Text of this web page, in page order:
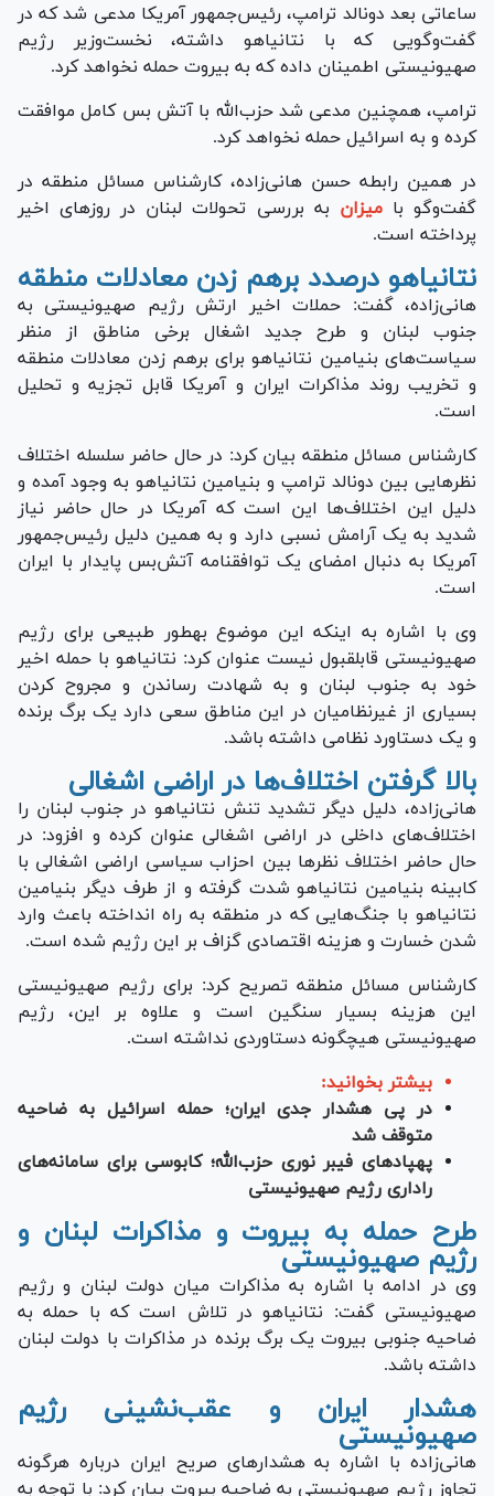
ساعاتی بعد دونالد ترامپ، رئیس‌جمهور آمریکا مدعی شد که در
گفت‌وگویی که با نتانیاهو داشته، نخست‌وزیر رژیم
صهیونیستی اطمینان داده که به بیروت حمله نخواهد کرد.
ترامپ، همچنین مدعی شد حزب‌الله با آتش بس کامل موافقت
کرده و به اسرائیل حمله نخواهد کرد.
در همین رابطه حسن هانی‌زاده، کارشناس مسائل منطقه در
گفت‌و‌گو بامیزان به بررسی تحولات لبنان در روز‌های اخیر
پرداخته است.
نتانیاهو درصدد برهم زدن معادلات منطقه
هانی‌زاده، گفت: حملات اخیر ارتش رژیم صهیونیستی به
جنوب لبنان و طرح جدید اشغال برخی مناطق از منظر
سیاست‌های بنیامین نتانیاهو برای برهم زدن معادلات منطقه
و تخریب روند مذاکرات ایران و آمریکا قابل تجزیه و تحلیل
است.
کارشناس مسائل منطقه بیان کرد: در حال حاضر سلسله اختلاف
نظر‌هایی بین دونالد ترامپ و بنیامین نتانیاهو به وجود آمده و
دلیل این اختلاف‌ها این است که آمریکا در حال حاضر نیاز
شدید به یک آرامش نسبی دارد و به همین دلیل رئیس‌جمهور
آمریکا به دنبال امضای یک توافقنامه آتش‌بس پایدار با ایران
است.
وی با اشاره به اینکه این موضوع به‎طور طبیعی برای رژیم
صهیونیستی قابل‎قبول نیست عنوان کرد: نتانیاهو با حمله اخیر
خود به جنوب لبنان و به شهادت رساندن و مجروح کردن
بسیاری از غیرنظامیان در این مناطق سعی دارد یک برگ برنده
و یک دستاورد نظامی داشته باشد.
بالا گرفتن اختلاف‌ها در اراضی اشغالی
هانی‌زاده، دلیل دیگر تشدید تنش نتانیاهو در جنوب لبنان را
اختلاف‌های داخلی در اراضی اشغالی عنوان کرده و افزود: در
حال حاضر اختلاف نظر‌ها بین احزاب سیاسی اراضی اشغالی با
کابینه بنیامین نتانیاهو شدت گرفته و از طرف دیگر بنیامین
نتانیاهو با جنگ‌هایی که در منطقه به راه انداخته باعث وارد
شدن خسارت و هزینه اقتصادی گزاف بر این رژیم شده است.
کارشناس مسائل منطقه تصریح کرد: برای رژیم صهیونیستی
این هزینه بسیار سنگین است و علاوه بر این، رژیم
صهیونیستی هیچگونه دستاوردی نداشته است.
بیشتر بخوانید:
در پی هشدار جدی ایران؛ حمله اسرائیل به ضاحیه
متوقف شد
پهپادهای فیبر نوری حزب‌الله؛ کابوسی برای سامانه‌های
راداری رژیم صهیونیستی
طرح حمله به بیروت و مذاکرات لبنان و
رژیم صهیونیستی
وی در ادامه با اشاره به مذاکرات میان دولت لبنان و رژیم
صهیونیستی گفت: نتانیاهو در تلاش است که با حمله به
ضاحیه جنوبی بیروت یک برگ برنده در مذاکرات با دولت لبنان
داشته باشد.
هشدار ایران و عقب‌نشینی رژیم
صهیونیستی
هانی‌زاده با اشاره به هشدار‌های صریح ایران درباره هرگونه
تجاوز رژیم صهیونیستی به ضاحیه بیروت بیان کرد: با توجه به